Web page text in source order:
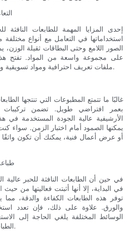
2.
إحدى المزايا المهمة للطابعات النافثة
استخداماتها في التعامل مع أنواع
الصور اللامع وحتى البطاقات ثقيلة الوزن،
على مجموعة واسعة من المواد. تفتح
ملفات تعريف احترافية ومواد تسويقية وحتى بطاقات تهنئة مخصصة.
غالبًا ما تتمتع المطبوعات التي تنتجها
بعمر افتراضي طويل. تضمن تركيبات
الأرشيفية عالية الجودة المستخدمة في
يمكنها الصمود أمام اختبار الزمن. سواء
أو عرض أعمال فنية، يمكنك أن تكون
4.
في حين أن الطابعات النافثة للحبر عالية
في البداية، إلا أنها أثبتت فعاليتها من
توفر هذه الطابعات الكفاءة والدقة، مما
والورق. علاوة على ذلك، فإن تعدد
الوسائط المختلفة يلغي الحاجة إلى
الطباعة، مما يوفر الوقت والمال.